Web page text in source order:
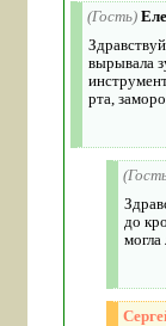
(Гость)
вырывала
рта,
до